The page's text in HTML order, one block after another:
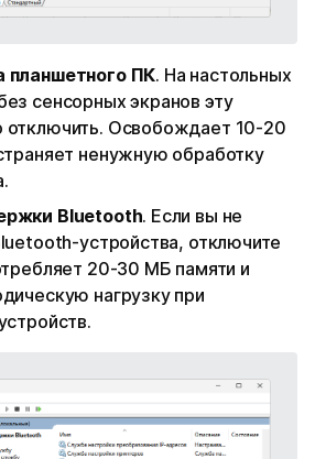
планшетного ПК. На настольных
сенсорных экранов эту
Освобождает 10-20
ненужную обработку
Bluetooth. Если вы не
устройства, отключите
20-30 МБ памяти и
нагрузку при